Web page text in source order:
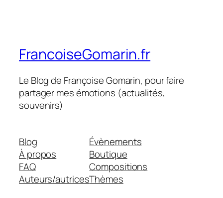
FrancoiseGomarin.fr
Le Blog de Françoise Gomarin, pour faire
partager mes émotions (actualités,
souvenirs)
Blog
À propos
FAQ
Auteurs/autrices
Évènements
Boutique
Compositions
Thèmes